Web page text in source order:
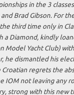
in the 3
Brad Gibson. For
third time only in
a Diamond, kindly
Model Yacht Club)
he dismantled his
regrets the
IOM not leaving any
strong with this new